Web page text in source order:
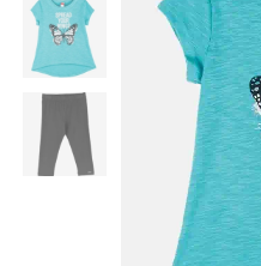
Εσώρουχα
Είδη Παρέλασης
Σχετικά με εμάς